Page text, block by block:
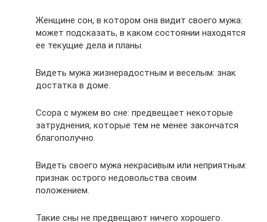
Женщине сон, в котором она видит своего мужа:
может подсказать, в каком состоянии находятся
ее текущие дела и планы.
Видеть мужа жизнерадостным и веселым: знак
достатка в доме.
Ссора с мужем во сне: предвещает некоторые
затруднения, которые тем не менее закончатся
благополучно.
Видеть своего мужа некрасивым или неприятным:
признак острого недовольства своим
положением.
Такие сны не предвещают ничего хорошего.